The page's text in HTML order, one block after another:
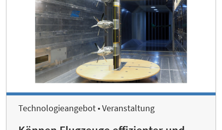
Technologieangebot • Veranstaltung